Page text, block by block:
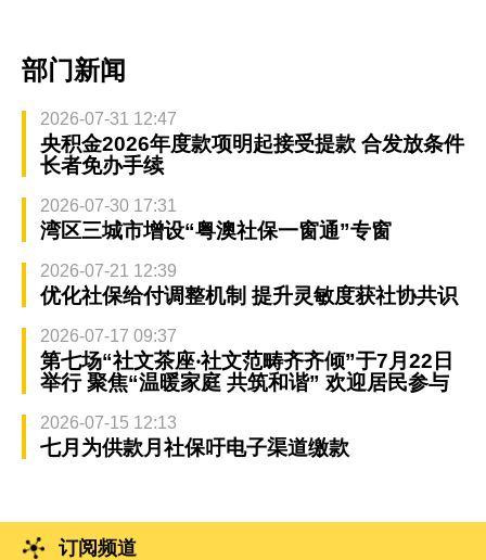
部门新闻
2026-07-31 12:47
央积金2026年度款项明起接受提款 合发放条件
长者免办手续
2026-07-30 17:31
湾区三城市增设“粤澳社保一窗通”专窗
2026-07-21 12:39
优化社保给付调整机制 提升灵敏度获社协共识
2026-07-17 09:37
第七场“社文茶座‧社文范畴齐齐倾”于7月22日
举行 聚焦“温暖家庭 共筑和谐” 欢迎居民参与
2026-07-15 12:13
七月为供款月社保吁电子渠道缴款
订阅频道